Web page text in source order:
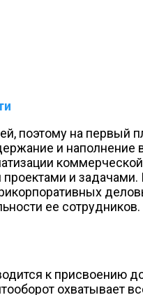
поэтому на первый
и
и
ее
к присвоению
охватывает